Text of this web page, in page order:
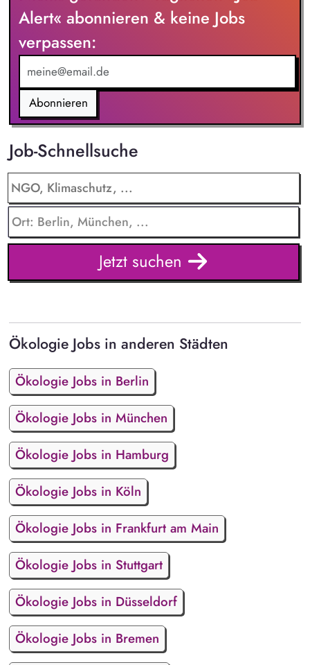
Weiterentwicklung interner Systeme zum Umweltmanagement
(ISO 14001) Verantwortung für die Durchführung aller
Aufgaben im europäischen Emissionshandelssystem Führung
und Pflege des Genehmigungs- und Anlagenkatasters
Alert« abonnieren & keine Jobs
verpassen:
Abonnieren
Job-Schnellsuche
Jetzt suchen
Ökologie Jobs in anderen Städten
Ökologie Jobs in Berlin
Ökologie Jobs in München
Ökologie Jobs in Hamburg
Ökologie Jobs in Köln
Ökologie Jobs in Frankfurt am Main
Ökologie Jobs in Stuttgart
Ökologie Jobs in Düsseldorf
Ökologie Jobs in Bremen